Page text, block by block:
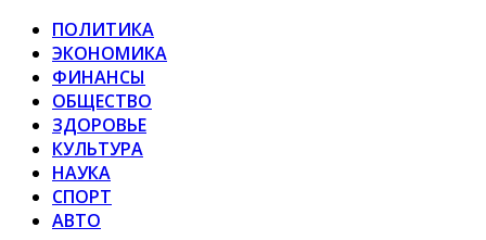
ПОЛИТИКА
ЭКОНОМИКА
ФИНАНСЫ
ОБЩЕСТВО
ЗДОРОВЬЕ
КУЛЬТУРА
НАУКА
СПОРТ
АВТО